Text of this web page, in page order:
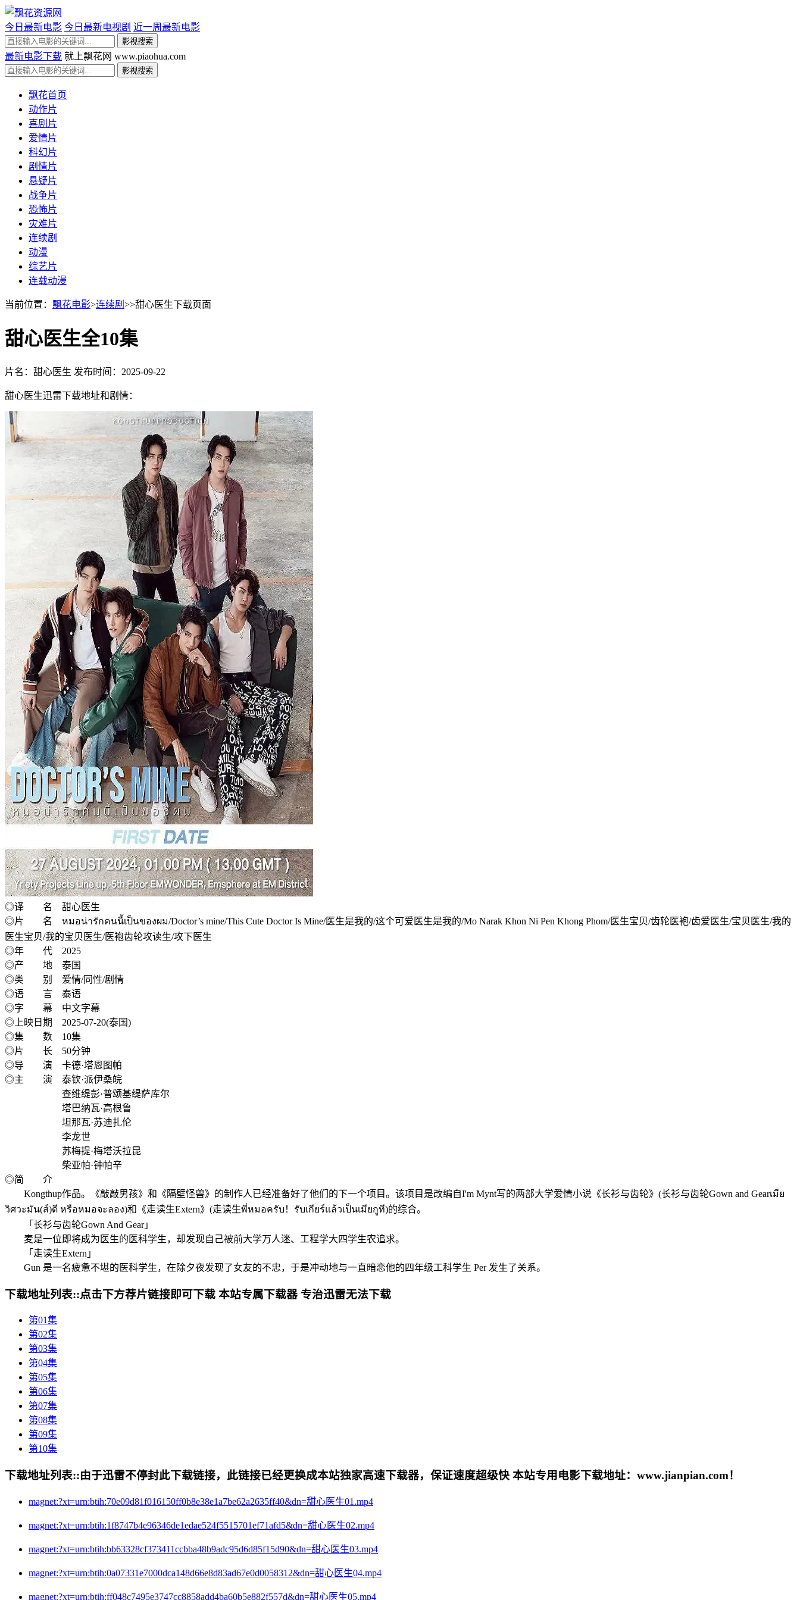
今日最新电影 今日最新电视剧 近一周最新电影
最新电影下载 就上飘花网 www.piaohua.com
飘花首页
动作片
喜剧片
爱情片
科幻片
剧情片
悬疑片
战争片
恐怖片
灾难片
连续剧
动漫
综艺片
连载动漫
当前位置： 飘花电影>连续剧 >>甜心医生下载页面
甜心医生全10集
片名：甜心医生 发布时间：2025-09-22
甜心医生迅雷下载地址和剧情：
◎译 名 甜心医生
◎片 名 หมอน่ารักคนนี้เป็นของผม/Doctor’s mine/This Cute Doctor Is Mine/医生是我的/这个可爱医生是我的/Mo Narak Khon Ni Pen Khong Phom/医生宝贝/齿轮医袍/齿爱医生/宝贝医生/我的
医生宝贝/我的宝贝医生/医袍齿轮攻读生/攻下医生
◎年 代 2025
◎产 地 泰国
◎类 别 爱情/同性/剧情
◎语 言 泰语
◎字 幕 中文字幕
◎上映日期 2025-07-20(泰国)
◎集 数 10集
◎片 长 50分钟
◎导 演 卡德·塔恩图帕
◎主 演 泰钦·派伊桑皖
查维缇彭·普颂基缇萨库尔
塔巴纳瓦·高根鲁
坦那瓦·苏迪扎伦
李龙世
苏梅提·梅塔沃拉昆
柴亚帕·钟帕辛
◎简 介
Kongthup作品。《敲敲男孩》和《隔壁怪兽》的制作人已经准备好了他们的下一个项目。该项目是改编自I'm Mynt写的两部大学爱情小说《长衫与齿轮》(长衫与齿轮Gown and Gearเมีย
วิศวะมัน(ส์)ดี หรือหมอจะลอง)和《走读生Extern》(走读生พี่หมอครับ！รับเกียร์แล้วเป็นเมียกูที)的综合。
「长衫与齿轮Gown And Gear」
麦是一位即将成为医生的医科学生，却发现自己被前大学万人迷、工程学大四学生农追求。
「走读生Extern」
Gun 是一名疲惫不堪的医科学生，在除夕夜发现了女友的不忠，于是冲动地与一直暗恋他的四年级工科学生 Per 发生了关系。
下载地址列表::点击下方荐片链接即可下载 本站专属下载器 专治迅雷无法下载
第01集
第02集
第03集
第04集
第05集
第06集
第07集
第08集
第09集
第10集
下载地址列表::由于迅雷不停封此下载链接，此链接已经更换成本站独家高速下载器，保证速度超级快 本站专用电影下载地址：www.jianpian.com！
magnet:?xt=urn:btih:70e09d81f016150ff0b8e38e1a7be62a2635ff40&dn=甜心医生01.mp4
magnet:?xt=urn:btih:1f8747b4e96346de1edae524f5515701ef71afd5&dn=甜心医生02.mp4
magnet:?xt=urn:btih:bb63328cf373411ccbba48b9adc95d6d85f15d90&dn=甜心医生03.mp4
magnet:?xt=urn:btih:0a07331e7000dca148d66e8d83ad67e0d0058312&dn=甜心医生04.mp4
magnet:?xt=urn:btih:ff048c7495e3747cc8858add4ba60b5e882f557d&dn=甜心医生05.mp4